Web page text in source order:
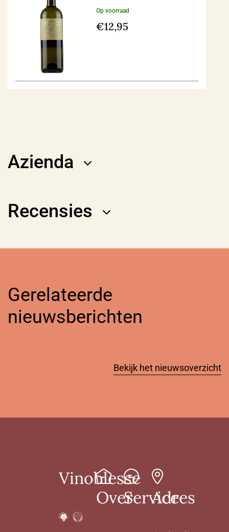
Op voorraad
€12,95
Azienda
Recensies
Gerelateerde
nieuwsberichten
Bekijk het nieuwsoverzicht
Vinoblesse
OverService
Adres